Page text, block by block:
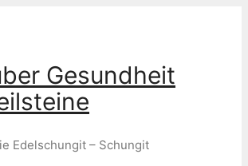
Gesundheit
Edelschungit – Schungit